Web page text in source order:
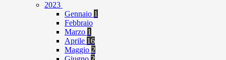
2023
Gennaio 1
Febbraio
Marzo 1
Aprile 16
Maggio 2